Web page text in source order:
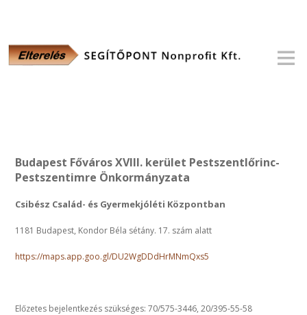
Budapest Főváros XVIII. kerület Pestszentlőrinc-
Pestszentimre Önkormányzata
Csibész Család- és Gyermekjóléti Központban
1181 Budapest, Kondor Béla sétány. 17. szám alatt
https://maps.app.goo.gl/DU2WgDDdHrMNmQxs5
Előzetes bejelentkezés szükséges: 70/575-3446, 20/395-55-58